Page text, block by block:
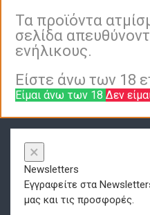
Τα προϊόντα
σελίδα
ενήλικους.
Είστε άνω των 18
Είμαι άνω των 18 Δεν
×
Newsletters
Εγγραφείτε στα
μας και τις προσφορές.